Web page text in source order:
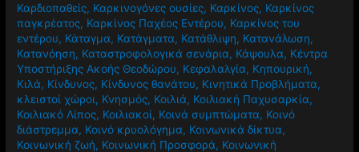
Καρδιοπαθείς, Καρκινογόνες ουσίες, Καρκίνος, Καρκίνος
παγκρέατος, Καρκίνος Παχέος Εντέρου, Καρκίνος του
εντέρου, Κάταγμα, Κατάγματα, Κατάθλιψη, Κατανάλωση,
Κατανόηση, Καταστροφολογικά σενάρια, Κάψουλα, Κέντρα
Υποστήριξης Ακοής Θεοδώρου, Κεφαλαλγία, Κηπουρική,
Κιλά, Κίνδυνος, Κίνδυνος θανάτου, Κινητικά Προβλήματα,
κλειστοί χώροι, Κνησμός, Κοιλιά, Κοιλιακή Παχυσαρκία,
Κοιλιακό Λίπος, Κοιλιακοί, Κοινά συμπτώματα, Κοινό
διάστρεμμα, Κοινό κρυολόγημα, Κοινωνικά δίκτυα,
Κοινωνική ζωή, Κοινωνική Προσφορά, Κοινωνική